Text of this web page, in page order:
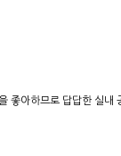
좋아하므로 답답한 실내